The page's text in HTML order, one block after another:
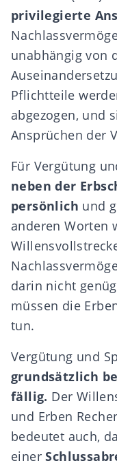
privilegierte
unabhängig von
Pflichtteile
abgezogen, und
Ansprüchen der
Für Vergütung
neben der
persönlich und
anderen Worten
darin nicht
müssen die
tun.
Vergütung und
grundsätzlich
fällig. Der
und Erben
bedeutet auch,
einer